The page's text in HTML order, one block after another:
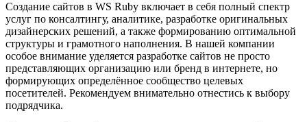
Создание сайтов в WS Ruby включает в себя полный спектр
услуг по консалтингу, аналитике, разработке оригинальных
дизайнерских решений, а также формированию оптимальной
структуры и грамотного наполнения. В нашей компании
особое внимание уделяется разработке сайтов не просто
представляющих организацию или бренд в интернете, но
формирующих определённое сообщество целевых
посетителей. Рекомендуем внимательно отнестись к выбору
подрядчика.